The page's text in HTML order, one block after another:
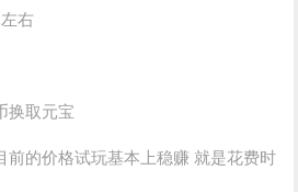
右
换取元宝
前的价格试玩基本上稳赚 就是花费时